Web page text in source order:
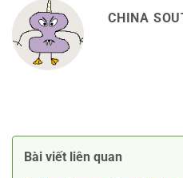
CHINA
Bài viết liên quan